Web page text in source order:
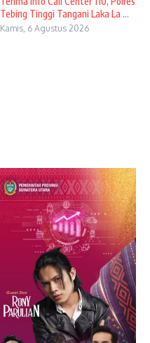
Tebing Tinggi Tangani Laka La ...
Kamis, 6 Agustus 2026